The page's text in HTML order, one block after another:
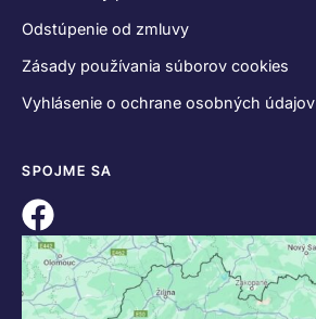
Odstúpenie od zmluvy
Zásady používania súborov cookies
Vyhlásenie o ochrane osobných údajov
SPOJME SA